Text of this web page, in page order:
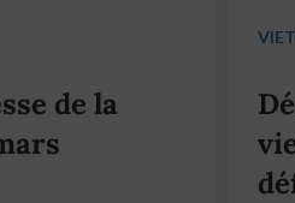
de la